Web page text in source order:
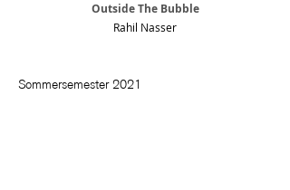
Outside The Bubble
Rahil Nasser
Sommersemester 2021